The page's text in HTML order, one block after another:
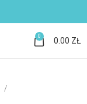
0 0.00 ZŁ